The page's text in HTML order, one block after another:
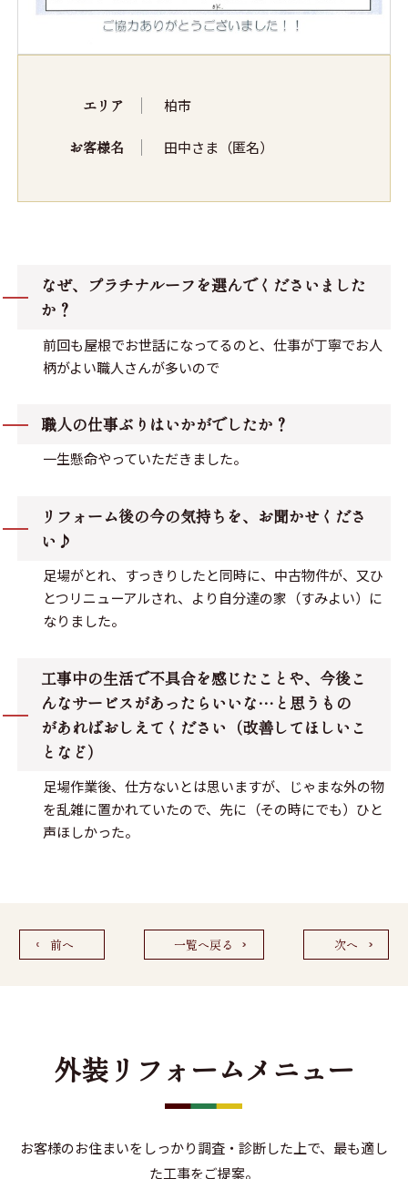
エリア 柏市
お客様名 田中さま（匿名）
なぜ、プラチナルーフを選んでくださいました
か？
前回も屋根でお世話になってるのと、仕事が丁寧でお人
柄がよい職人さんが多いので
職人の仕事ぶりはいかがでしたか？
一生懸命やっていただきました。
リフォーム後の今の気持ちを、お聞かせくださ
い♪
足場がとれ、すっきりしたと同時に、中古物件が、又ひ
とつリニューアルされ、より自分達の家（すみよい）に
なりました。
工事中の生活で不具合を感じたことや、今後こ
んなサービスがあったらいいな…と思うもの
があればおしえてください（改善してほしいこ
となど）
足場作業後、仕方ないとは思いますが、じゃまな外の物
を乱雑に置かれていたので、先に（その時にでも）ひと
声ほしかった。
前へ 一覧へ戻る 次へ
外装リフォームメニュー
お客様のお住まいをしっかり調査・診断した上で、最も適し
た工事をご提案。